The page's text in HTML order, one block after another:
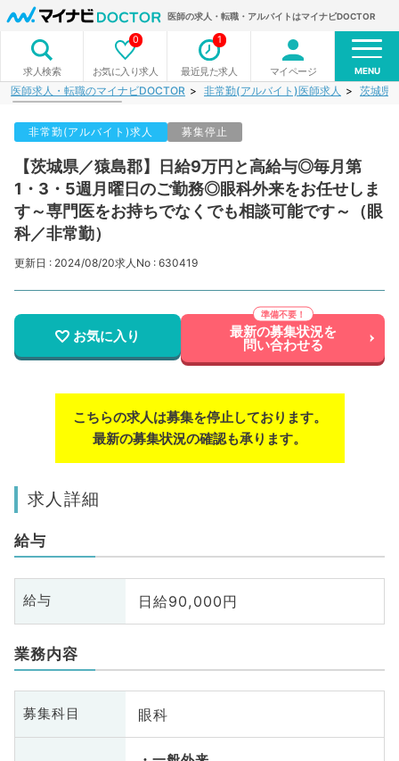
医師の求人・転職・アルバイトはマイナビDOCTOR
求人検索 お気に入り求人
0
最近見た求人
1
マイページ MENU
医師求人・転職のマイナビDOCTOR 非常勤(アルバイト)医師求人 茨城県
非常勤(アルバイト)求人 募集停止
【茨城県／猿島郡】日給9万円と高給与◎毎月第
1・3・5週月曜日のご勤務◎眼科外来をお任せしま
す～専門医をお持ちでなくでも相談可能です～（眼
科／非常勤）
更新日 : 2024/08/20求人No : 630419
お気に入り 最新の募集状況を
問い合わせる
こちらの求人は募集を停止しております。
最新の募集状況の確認も承ります。
求人詳細
給与
給与 日給90,000円
業務内容
募集科目 眼科